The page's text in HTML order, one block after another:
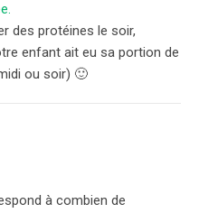
des protéines le soir,
enfant ait eu sa portion de
ou soir) 🙂
à combien de